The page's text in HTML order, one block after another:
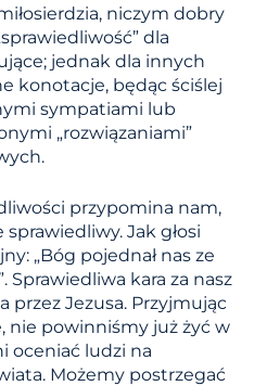
niczym dobry
dla
jednak dla innych
konotacje, będąc ściślej
sympatiami lub
„rozwiązaniami”
przypomina nam,
Jak głosi
„Bóg pojednał nas ze
Sprawiedliwa kara za nasz
przez Jezusa. Przyjmując
nie powinniśmy już żyć w
oceniać ludzi na
Możemy postrzegać